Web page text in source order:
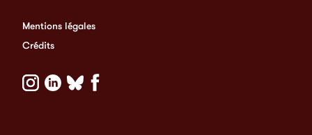
Mentions légales
Crédits